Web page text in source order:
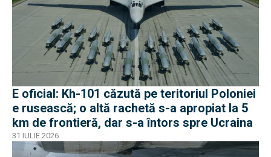
E oficial: Kh-101 căzută pe teritoriul Poloniei
e rusească; o altă rachetă s-a apropiat la 5
km de frontieră, dar s-a întors spre Ucraina
31 IULIE 2026